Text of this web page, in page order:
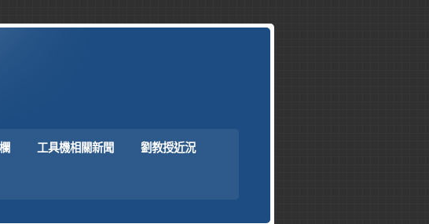
工具機相關新聞 劉教授近況